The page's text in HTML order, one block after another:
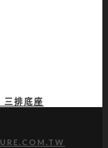
排底座